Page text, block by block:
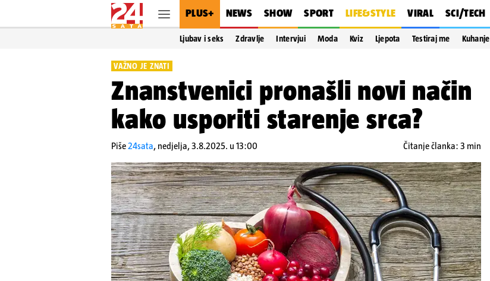
PLUS+ NEWS SHOW SPORT LIFE&STYLE VIRAL SCI/TECH
Ljubav i seks Zdravlje Intervjui Moda Kviz Ljepota Testiraj me Kuhanje
VAŽNO JE ZNATI
Znanstvenici pronašli novi način
kako usporiti starenje srca?
Piše24sata, nedjelja, 3.8.2025. u 13:00 Čitanje članka: 3 min